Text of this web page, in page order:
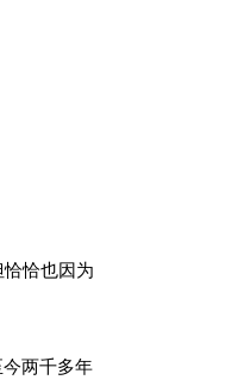
恰也因为
两千多年